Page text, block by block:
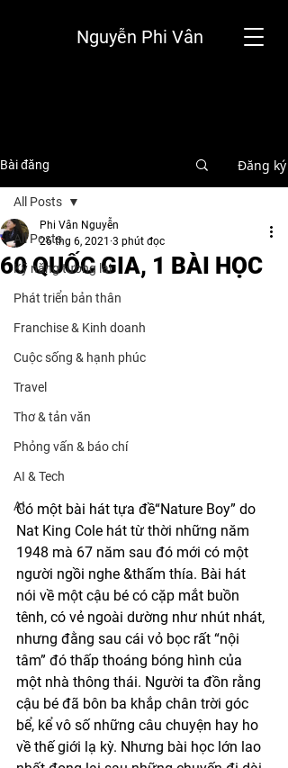
Nguyễn Phi Vân
Bài đăng Đăng ký
All Posts
Kỹ năng tương lai
Phát triển bản thân
Franchise & Kinh doanh
Cuộc sống & hạnh phúc
Travel
Thơ & tản văn
Phỏng vấn & báo chí
AI & Tech
AI
All Posts
60 QUỐC GIA, 1 BÀI HỌC
Phi Vân Nguyễn
26 thg 6, 2021 3 phút đọc
Có một bài hát tựa đề“Nature Boy” do
Nat King Cole hát từ thời những năm
1948 mà 67 năm sau đó mới có một
người ngồi nghe &thấm thía. Bài hát
nói về một cậu bé có cặp mắt buồn
tênh, có vẻ ngoài dường như nhút nhát,
nhưng đằng sau cái vỏ bọc rất “nội
tâm” đó thấp thoáng bóng hình của
một nhà thông thái. Người ta đồn rằng
cậu bé đã bôn ba khắp chân trời góc
bể, kể vô số những câu chuyện hay ho
về thế giới lạ kỳ. Nhưng bài học lớn lao